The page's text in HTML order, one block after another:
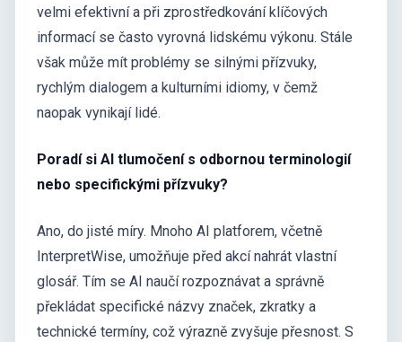
velmi efektivní a při zprostředkování klíčových
informací se často vyrovná lidskému výkonu. Stále
však může mít problémy se silnými přízvuky,
rychlým dialogem a kulturními idiomy, v čemž
naopak vynikají lidé.
Poradí si AI tlumočení s odbornou terminologií
nebo specifickými přízvuky?
Ano, do jisté míry. Mnoho AI platforem, včetně
InterpretWise, umožňuje před akcí nahrát vlastní
glosář. Tím se AI naučí rozpoznávat a správně
překládat specifické názvy značek, zkratky a
technické termíny, což výrazně zvyšuje přesnost. S